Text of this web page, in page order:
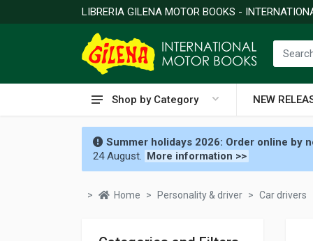
LIBRERIA GILENA MOTOR BOOKS -
Shop by Category NEW
Summer holidays 2026: Order online by
24 August. More information >>
Home Personality & driver Car drivers